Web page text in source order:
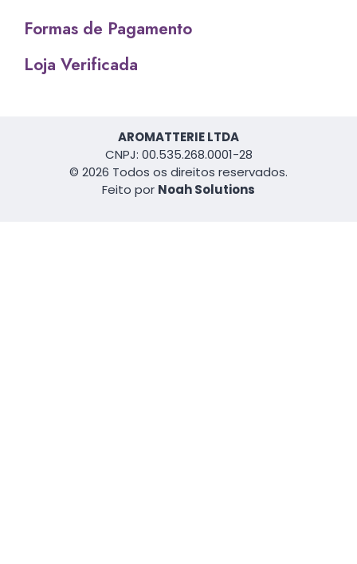
Formas de Pagamento
Loja Verificada
AROMATTERIE LTDA
CNPJ: 00.535.268.0001-28
© 2026 Todos os direitos reservados.
Feito por Noah Solutions